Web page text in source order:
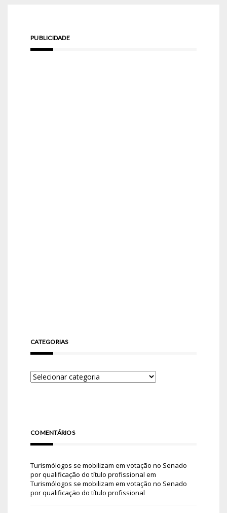
PUBLICIDADE
CATEGORIAS
COMENTÁRIOS
Turismólogos se mobilizam em votação no Senado
por qualificação do título profissional em
Turismólogos se mobilizam em votação no Senado
por qualificação do título profissional